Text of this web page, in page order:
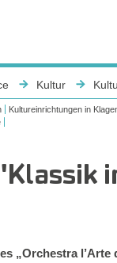
Kultur
Kultureinrichtungen in
„Orchestra